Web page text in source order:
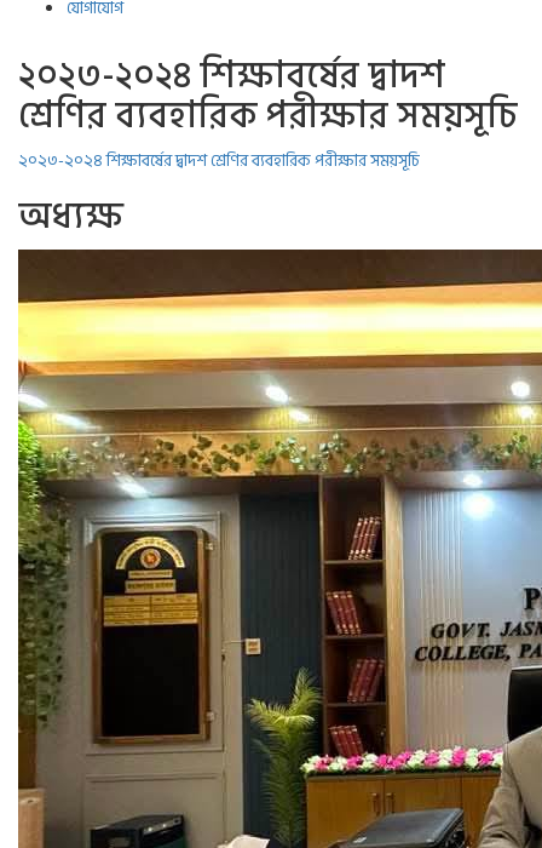
যোগাযোগ
২০২৩-২০২৪ শিক্ষাবর্ষের দ্বাদশ
শ্রেণির ব্যবহারিক পরীক্ষার সময়সূচি
২০২৩-২০২৪ শিক্ষাবর্ষের দ্বাদশ শ্রেণির ব্যবহারিক পরীক্ষার সময়সূচি
অধ্যক্ষ